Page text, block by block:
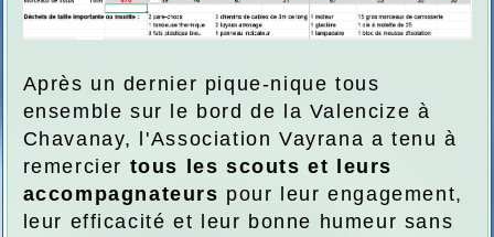
Après un dernier pique-nique tous
ensemble sur le bord de la Valencize à
Chavanay, l'Association Vayrana a tenu à
remercier tous les scouts et leurs
accompagnateurs pour leur engagement,
leur efficacité et leur bonne humeur sans